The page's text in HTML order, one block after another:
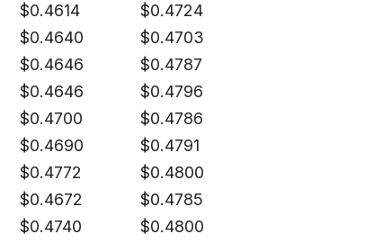
$0.4614 $0.4724
$0.4640 $0.4703
$0.4646 $0.4787
$0.4646 $0.4796
$0.4700 $0.4786
$0.4690 $0.4791
$0.4772 $0.4800
$0.4672 $0.4785
$0.4740 $0.4800